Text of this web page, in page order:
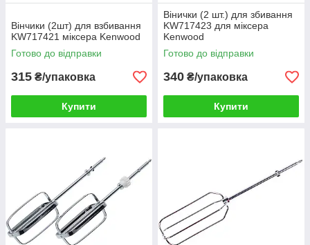
Вінчики (2шт) для взбивання
KW717421 міксера Kenwood
Готово до відправки
315 ₴/упаковка
Купити
Вінички (2 шт.) для збивання
KW717423 для міксера
Kenwood
Готово до відправки
340 ₴/упаковка
Купити